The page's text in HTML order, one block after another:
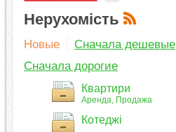
Нерухомість
Новые
Сначала дешевые
Сначала дорогие
Квартири
Аренда Продажа
Котеджі